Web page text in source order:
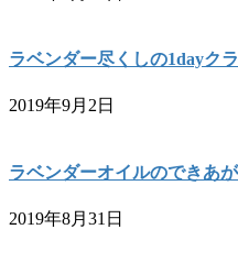
ラベンダー尽くしの1dayクラ
2019年9月2日
ラベンダーオイルのできあが
2019年8月31日